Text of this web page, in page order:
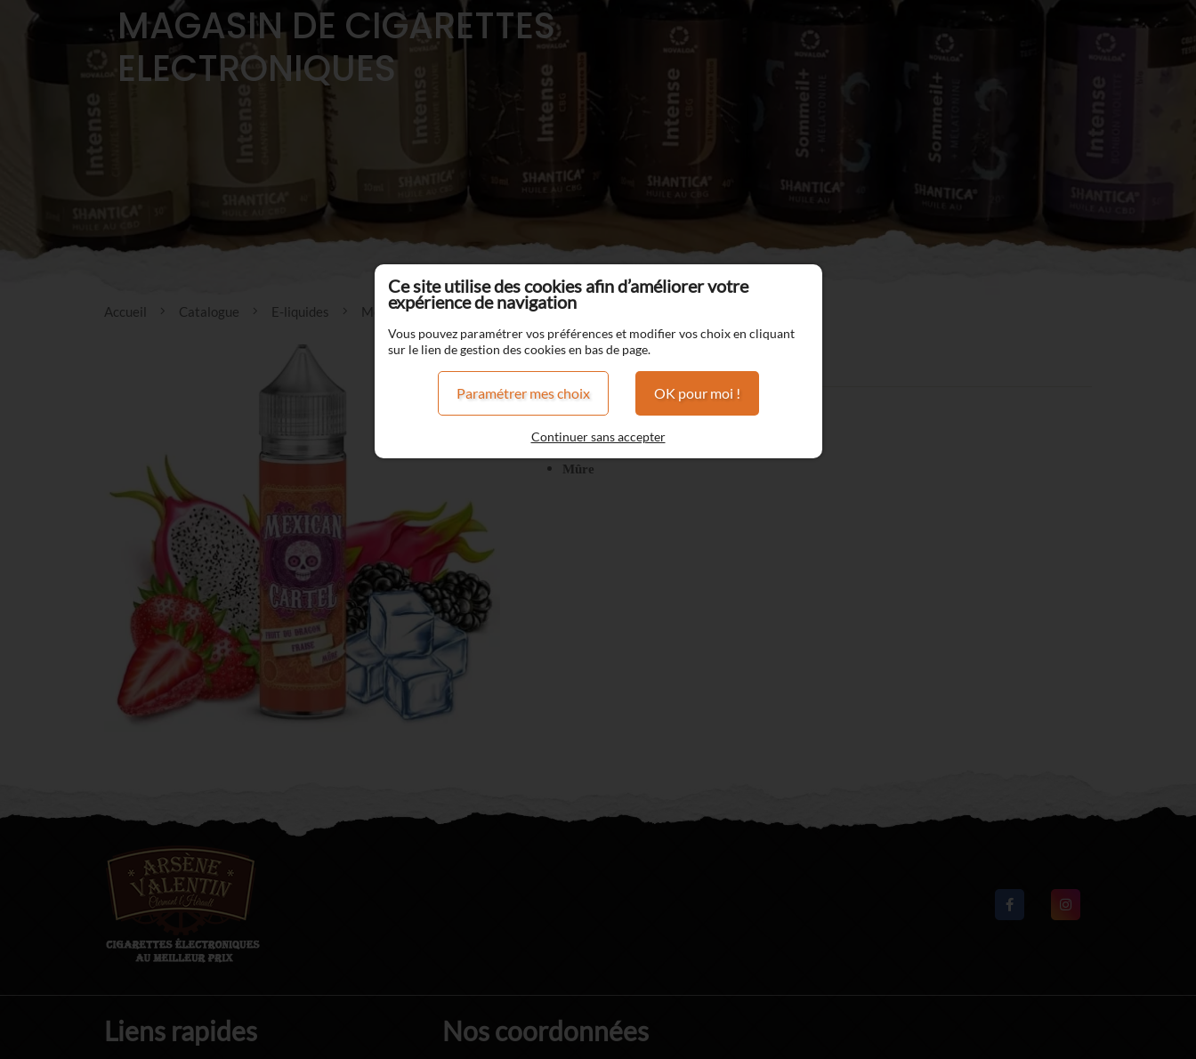
MAGASIN DE CIGARETTES
ELECTRONIQUES
Accueil Catalogue E-liquides Mexican Cartel Fruit du dragon-Fraise-Mûre
Fruit du dragon-Fraise-Mûre
FRAIS
Fruit du dragon
Mûre
Liens rapides Nos coordonnées
Ce site utilise des cookies afin d’améliorer votre
expérience de navigation
Vous pouvez paramétrer vos préférences et modifier vos choix en cliquant
sur le lien de gestion des cookies en bas de page.
Paramétrer mes choix OK pour moi !
Continuer sans accepter